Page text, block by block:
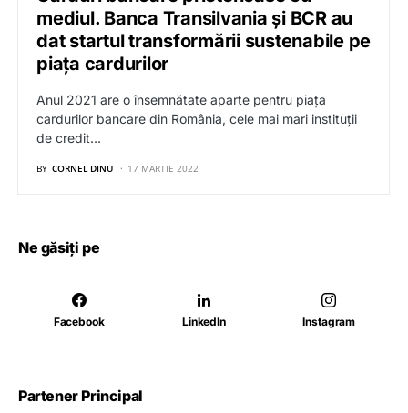
mediul. Banca Transilvania și BCR au
dat startul transformării sustenabile pe
piața cardurilor
Anul 2021 are o însemnătate aparte pentru piața
cardurilor bancare din România, cele mai mari instituții
de credit…
BY CORNEL DINU 17 MARTIE 2022
Ne găsiți pe
Facebook LinkedIn Instagram
Partener Principal